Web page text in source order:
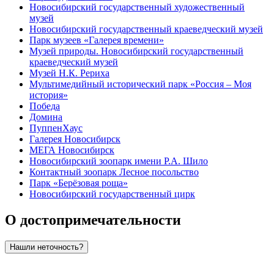
Новосибирский государственный художественный
музей
Новосибирский государственный краеведческий музей
Парк музеев «Галерея времени»
Музей природы. Новосибирский государственный
краеведческий музей
Музей Н.К. Рериха
Мультимедийный исторический парк «Россия – Моя
история»
Победа
Домина
ПуппенХаус
Галерея Новосибирск
МЕГА Новосибирск
Новосибирский зоопарк имени Р.А. Шило
Контактный зоопарк Лесное посольство
Парк «Берёзовая роща»
Новосибирский государственный цирк
О достопримечательности
Нашли неточность?